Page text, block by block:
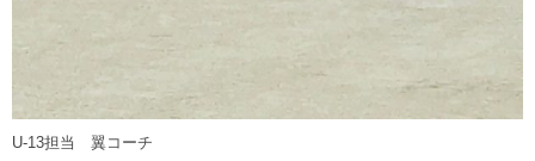
U-13担当 翼コーチ